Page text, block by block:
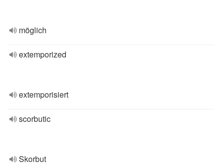
möglich
extemporized
extemporisiert
scorbutic
Skorbut